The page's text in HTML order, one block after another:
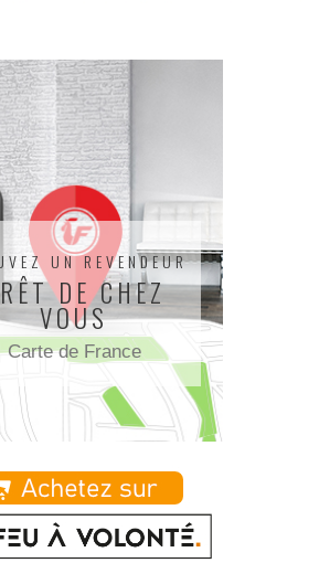
UN REVENDEUR
DE CHEZ
VOUS
Carte de France